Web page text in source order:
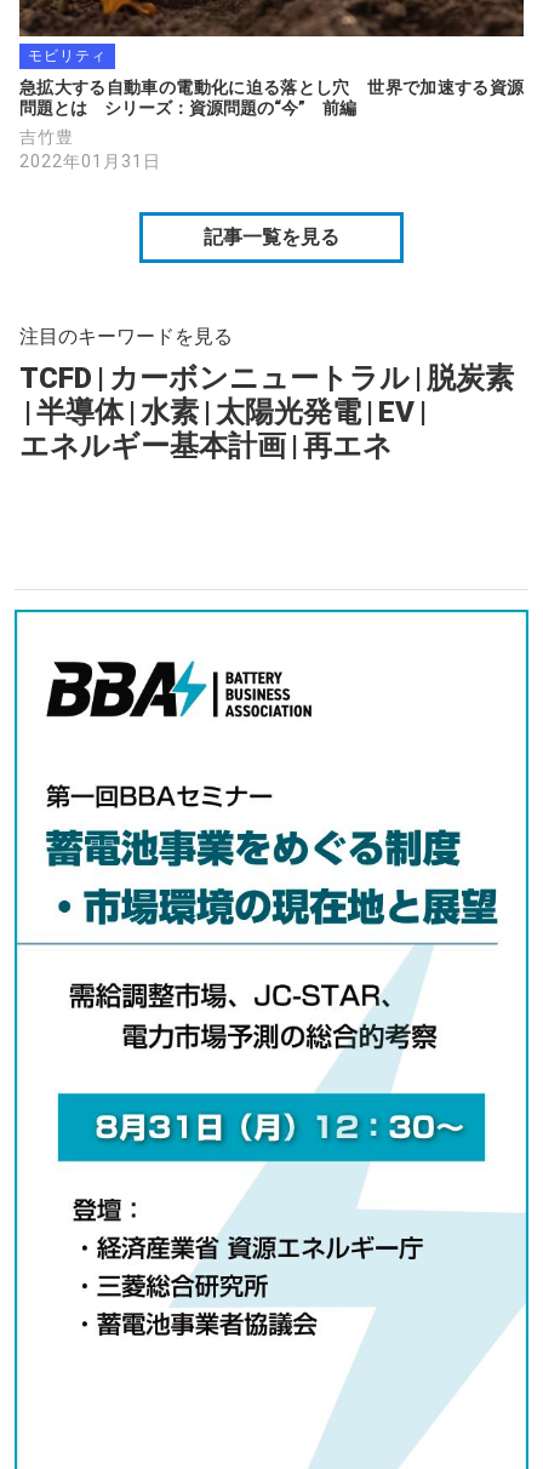
モビリティ
急拡大する自動車の電動化に迫る落とし穴　世界で加速する資源
問題とは　シリーズ：資源問題の“今”　前編
吉竹豊
2022年01月31日
記事一覧を見る
注目のキーワードを見る
TCFD | カーボンニュートラル | 脱炭素
|半導体 |水素 | 太陽光発電 | EV |
エネルギー基本計画 |再エネ